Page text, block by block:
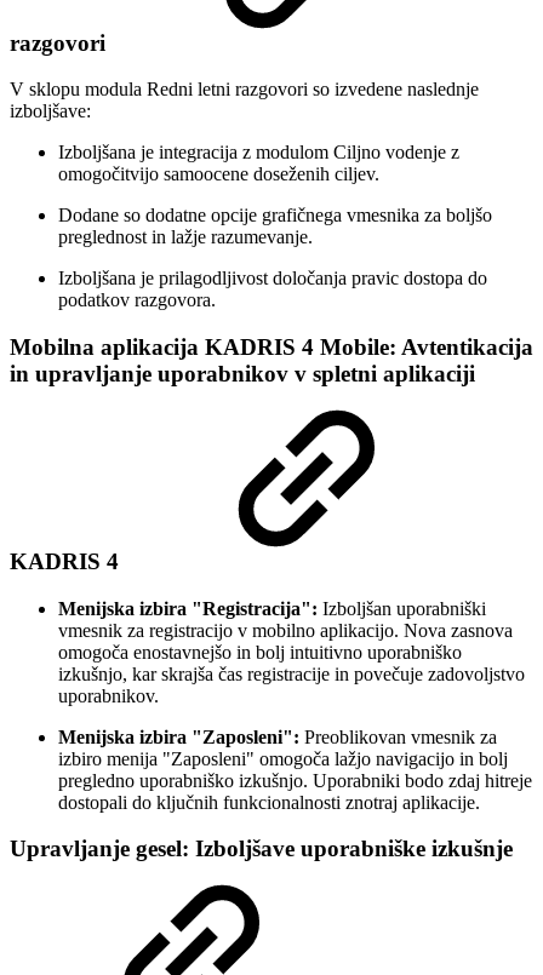
razgovori
V sklopu modula Redni letni razgovori so izvedene naslednje
izboljšave:
Izboljšana je integracija z modulom Ciljno vodenje z
omogočitvijo samoocene doseženih ciljev.
Dodane so dodatne opcije grafičnega vmesnika za boljšo
preglednost in lažje razumevanje.
Izboljšana je prilagodljivost določanja pravic dostopa do
podatkov razgovora.
Mobilna aplikacija KADRIS 4 Mobile: Avtentikacija
in upravljanje uporabnikov v spletni aplikaciji
KADRIS 4
Menijska izbira "Registracija": Izboljšan uporabniški
vmesnik za registracijo v mobilno aplikacijo. Nova zasnova
omogoča enostavnejšo in bolj intuitivno uporabniško
izkušnjo, kar skrajša čas registracije in povečuje zadovoljstvo
uporabnikov.
Menijska izbira "Zaposleni": Preoblikovan vmesnik za
izbiro menija "Zaposleni" omogoča lažjo navigacijo in bolj
pregledno uporabniško izkušnjo. Uporabniki bodo zdaj hitreje
dostopali do ključnih funkcionalnosti znotraj aplikacije.
Upravljanje gesel: Izboljšave uporabniške izkušnje